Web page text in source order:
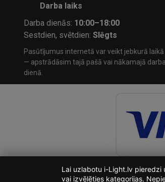
Darba laiks
Darba dienās: 10:00–18:00
Sestdien, svētdien:Slēgts
Pasūtījumus internetā var veikt jebkurā laikā
— apstrādāsim tajā pašā vai nākamajā darba
dienā.
Lai uzlabotu i-Light.lv pieredzi
vai izvēlēties kategorijas.